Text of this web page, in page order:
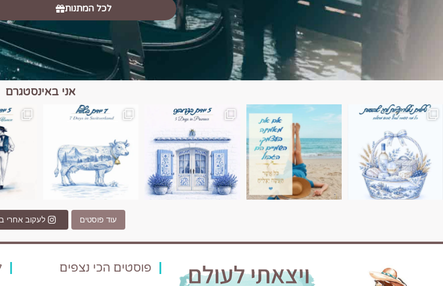
לכל המתנות
אני באינסטגרם
השמים הם הגבול 💙🩵 טיול בין כפרים, יין ונופים בחבל אלזס צרפת
יש רגע כזה בחופשה שבו הכל נהיה
יש ערים
עוד פוסטים לעקוב אחרי
פוסטים הכי נצפים